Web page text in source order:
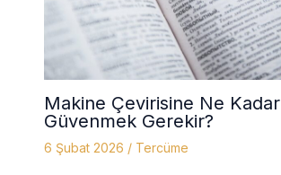
Makine Çevirisine Ne Kadar
Güvenmek Gerekir?
6 Şubat 2026 / Tercüme